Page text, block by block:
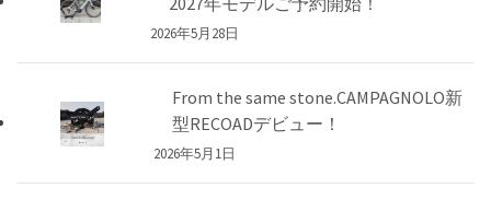
2026年5月28日
From the same stone.CAMPAGNOLO新
型RECOADデビュー！
2026年5月1日